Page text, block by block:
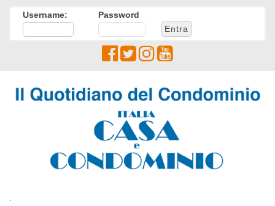
Username: Password
.